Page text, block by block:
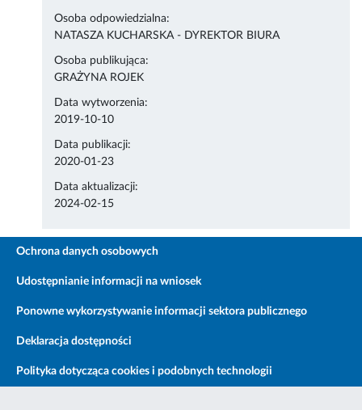
Osoba odpowiedzialna:
NATASZA KUCHARSKA - DYREKTOR BIURA
Osoba publikująca:
GRAŻYNA ROJEK
Data wytworzenia:
2019-10-10
Data publikacji:
2020-01-23
Data aktualizacji:
2024-02-15
Ochrona danych osobowych
Udostępnianie informacji na wniosek
Ponowne wykorzystywanie informacji sektora publicznego
Deklaracja dostępności
Polityka dotycząca cookies i podobnych technologii